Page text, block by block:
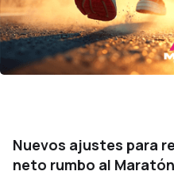
Nuevos ajustes para
neto rumbo al